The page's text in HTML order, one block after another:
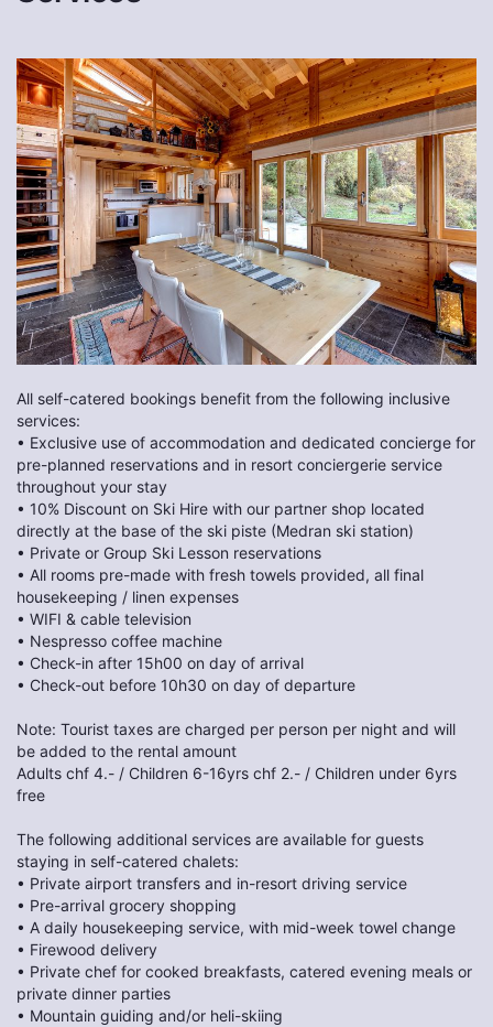
All self-catered bookings benefit from the following inclusive
services:
• Exclusive use of accommodation and dedicated concierge for
pre-planned reservations and in resort conciergerie service
throughout your stay
• 10% Discount on Ski Hire with our partner shop located
directly at the base of the ski piste (Medran ski station)
• Private or Group Ski Lesson reservations
• All rooms pre-made with fresh towels provided, all final
housekeeping / linen expenses
• WIFI & cable television
• Nespresso coffee machine
• Check-in after 15h00 on day of arrival
• Check-out before 10h30 on day of departure
Note: Tourist taxes are charged per person per night and will
be added to the rental amount
Adults chf 4.- / Children 6-16yrs chf 2.- / Children under 6yrs
free
The following additional services are available for guests
staying in self-catered chalets:
• Private airport transfers and in-resort driving service
• Pre-arrival grocery shopping
• A daily housekeeping service, with mid-week towel change
• Firewood delivery
• Private chef for cooked breakfasts, catered evening meals or
private dinner parties
• Mountain guiding and/or heli-skiing